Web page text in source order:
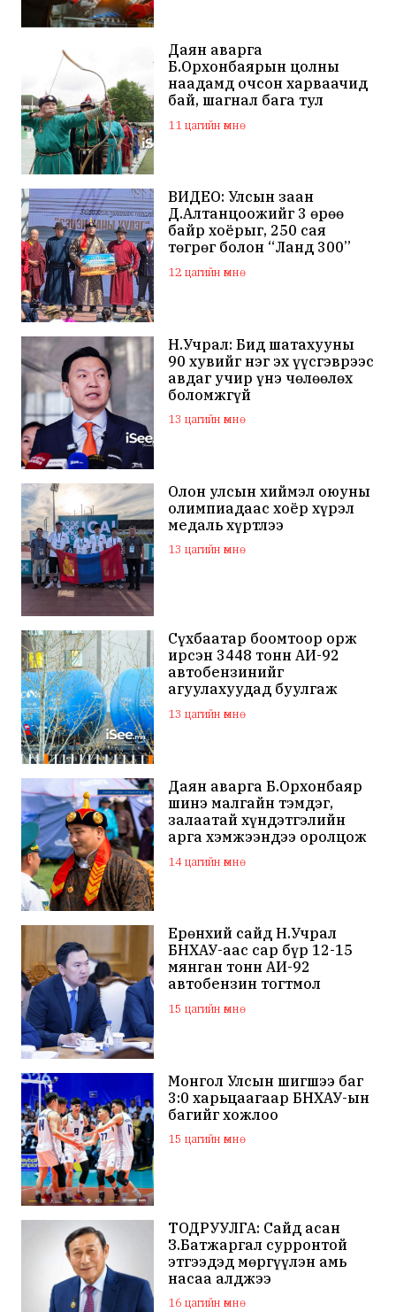
Даян аварга
Б.Орхонбаярын цолны
наадамд очсон харваачид
бай, шагнал бага тул
наадамд оролцохгүй
гэдгээ мэдэгдлээ
11 цагийн өмнө
ВИДЕО: Улсын заан
Д.Алтанцоожийг 3 өрөө
байр хоёрыг, 250 сая
төгрөг болон “Ланд 300”
маркийн автомашинаар
мялаажээ
12 цагийн өмнө
Н.Учрал: Бид шатахууны
90 хувийг нэг эх үүсгэврээс
авдаг учир үнэ чөлөөлөх
боломжгүй
13 цагийн өмнө
Олон улсын хиймэл оюуны
олимпиадаас хоёр хүрэл
медаль хүртлээ
13 цагийн өмнө
Сүхбаатар боомтоор орж
ирсэн 3448 тонн АИ-92
автобензинийг
агуулахуудад буулгаж
байна
13 цагийн өмнө
Даян аварга Б.Орхонбаяр
шинэ малгайн тэмдэг,
залаатай хүндэтгэлийн
арга хэмжээндээ оролцож
байна
14 цагийн өмнө
Ерөнхий сайд Н.Учрал
БНХАУ-аас сар бүр 12-15
мянган тонн АИ-92
автобензин тогтмол
нийлүүлэх хүсэлт тавилаа
15 цагийн өмнө
Монгол Улсын шигшээ баг
3:0 харьцаагаар БНХАУ-ын
багийг хожлоо
15 цагийн өмнө
ТОДРУУЛГА: Сайд асан
З.Батжаргал сурронтой
этгээдэд мөргүүлэн амь
насаа алджээ
16 цагийн өмнө